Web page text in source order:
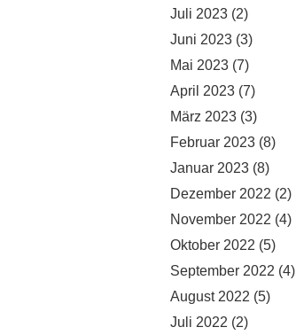
Juli 2023 (2)
Juni 2023 (3)
Mai 2023 (7)
April 2023 (7)
März 2023 (3)
Februar 2023 (8)
Januar 2023 (8)
Dezember 2022 (2)
November 2022 (4)
Oktober 2022 (5)
September 2022 (4)
August 2022 (5)
Juli 2022 (2)